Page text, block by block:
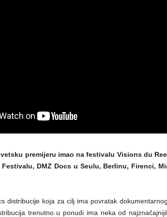
premijeru imao na festivalu Visions du
DMZ Docs u Seulu, Berlinu, Firenci,
distribucije koja za cilj ima povratak
trenutno u ponudi ima neka od